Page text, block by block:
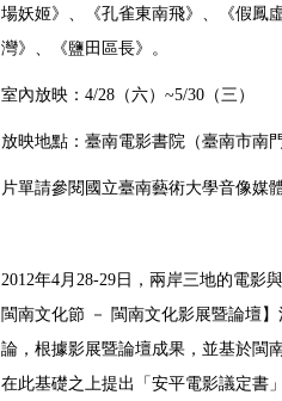
場妖姬》、《孔雀東南飛》、《假鳳
灣》、《鹽田區長》。
室內放映：4/28 （六）~5/30 （三）
放映地點：臺南電影書院（臺南市南
片單請參閱國立臺南藝術大學音像媒
2012年4 月 28-29日，兩岸三地的電影
閩南文化節 － 閩南文化影展暨論壇
論，根據影展暨論壇成果，並基於閩
在此基礎之上提出「安平電影議定書